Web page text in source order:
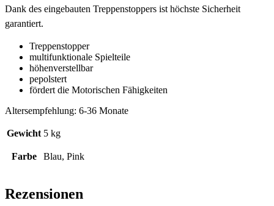
Dank des eingebauten Treppenstoppers ist höchste Sicherheit
garantiert.
Treppenstopper
multifunktionale Spielteile
höhenverstellbar
pepolstert
fördert die Motorischen Fähigkeiten
Altersempfehlung: 6-36 Monate
Gewicht 5 kg
Farbe Blau, Pink
Rezensionen